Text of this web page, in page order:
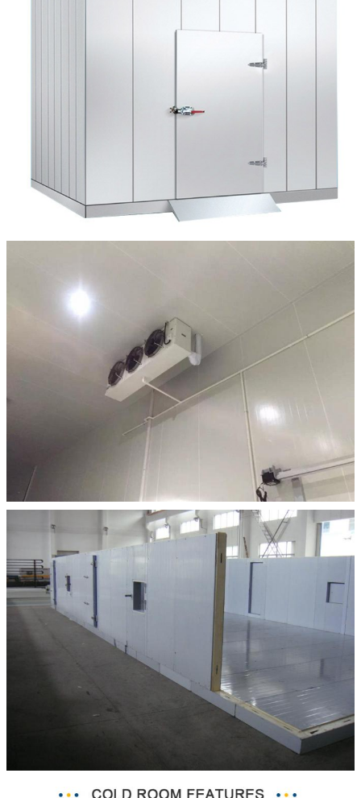
एक संदेश छोड़ें